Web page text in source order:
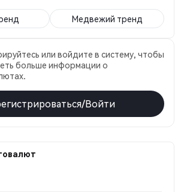
Медвежий тренд
или войдите в систему, чтобы
больше информации о
Войти